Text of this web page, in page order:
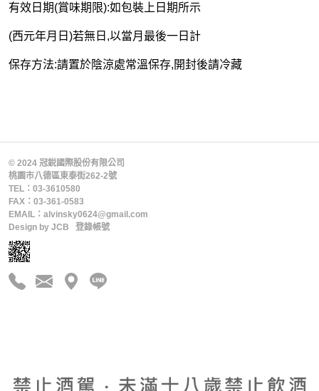
有效日期(賞味期限):如包裝上日期所示
(西元年月日)若無日,以當月最後一日計
保存方法:請置於陰涼處常溫保存,開封後請冷藏
© 2024 冠鋭國際股份有限公司
桃園市八德區東泰街262-2號
TEL：03-3610580
FAX：03-361-0583
EMAIL：alvinsky0624@gmail.com
Design by JCB 登錄帳號